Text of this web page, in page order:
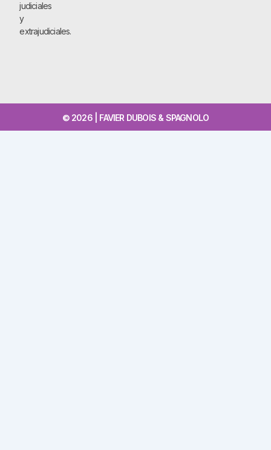
judiciales
y
extrajudiciales.
© 2026 | FAVIER DUBOIS & SPAGNOLO